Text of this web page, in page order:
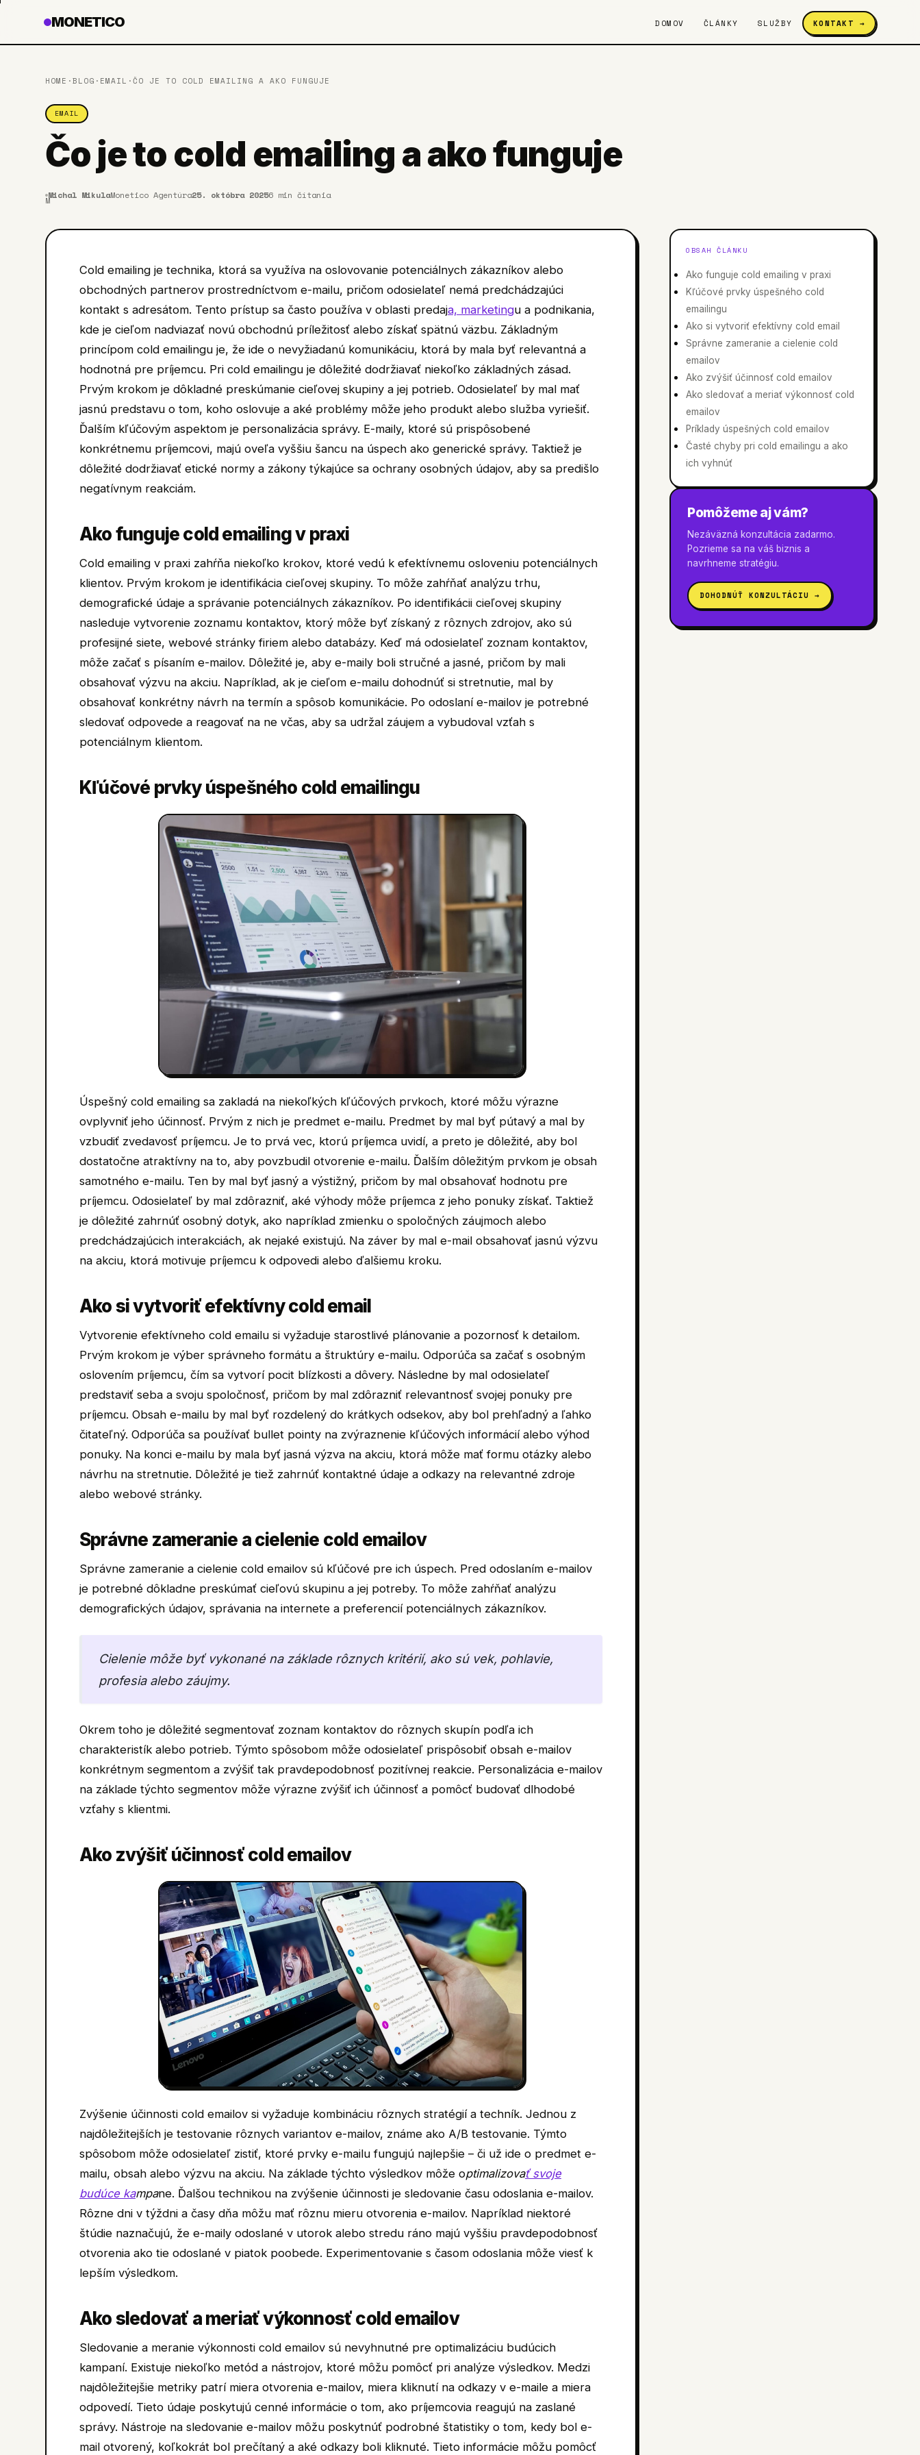
MONETICO DOMOV ČLÁNKY SLUŽBY KONTAKT →
HOME ·BLOG · EMAIL ·ČO JE TO COLD EMAILING A AKO FUNGUJE
EMAIL
Čo je to cold emailing a ako funguje
MMichal MikulaMonetico Agentúra25. októbra 20256 min čítania
Cold emailing je technika, ktorá sa využíva na oslovovanie potenciálnych zákazníkov alebo
obchodných partnerov prostredníctvom e-mailu, pričom odosielateľ nemá predchádzajúci
kontakt s adresátom. Tento prístup sa často používa v oblasti predaja, marketingu a podnikania,
kde je cieľom nadviazať novú obchodnú príležitosť alebo získať spätnú väzbu. Základným
princípom cold emailingu je, že ide o nevyžiadanú komunikáciu, ktorá by mala byť relevantná a
hodnotná pre príjemcu. Pri cold emailingu je dôležité dodržiavať niekoľko základných zásad.
Prvým krokom je dôkladné preskúmanie cieľovej skupiny a jej potrieb. Odosielateľ by mal mať
jasnú predstavu o tom, koho oslovuje a aké problémy môže jeho produkt alebo služba vyriešiť.
Ďalším kľúčovým aspektom je personalizácia správy. E-maily, ktoré sú prispôsobené
konkrétnemu príjemcovi, majú oveľa vyššiu šancu na úspech ako generické správy. Taktiež je
dôležité dodržiavať etické normy a zákony týkajúce sa ochrany osobných údajov, aby sa predišlo
negatívnym reakciám.
Ako funguje cold emailing v praxi
Cold emailing v praxi zahŕňa niekoľko krokov, ktoré vedú k efektívnemu osloveniu potenciálnych
klientov. Prvým krokom je identifikácia cieľovej skupiny. To môže zahŕňať analýzu trhu,
demografické údaje a správanie potenciálnych zákazníkov. Po identifikácii cieľovej skupiny
nasleduje vytvorenie zoznamu kontaktov, ktorý môže byť získaný z rôznych zdrojov, ako sú
profesijné siete, webové stránky firiem alebo databázy. Keď má odosielateľ zoznam kontaktov,
môže začať s písaním e-mailov. Dôležité je, aby e-maily boli stručné a jasné, pričom by mali
obsahovať výzvu na akciu. Napríklad, ak je cieľom e-mailu dohodnúť si stretnutie, mal by
obsahovať konkrétny návrh na termín a spôsob komunikácie. Po odoslaní e-mailov je potrebné
sledovať odpovede a reagovať na ne včas, aby sa udržal záujem a vybudoval vzťah s
potenciálnym klientom.
Kľúčové prvky úspešného cold emailingu
Úspešný cold emailing sa zakladá na niekoľkých kľúčových prvkoch, ktoré môžu výrazne
ovplyvniť jeho účinnosť. Prvým z nich je predmet e-mailu. Predmet by mal byť pútavý a mal by
vzbudiť zvedavosť príjemcu. Je to prvá vec, ktorú príjemca uvidí, a preto je dôležité, aby bol
dostatočne atraktívny na to, aby povzbudil otvorenie e-mailu. Ďalším dôležitým prvkom je obsah
samotného e-mailu. Ten by mal byť jasný a výstižný, pričom by mal obsahovať hodnotu pre
príjemcu. Odosielateľ by mal zdôrazniť, aké výhody môže príjemca z jeho ponuky získať. Taktiež
je dôležité zahrnúť osobný dotyk, ako napríklad zmienku o spoločných záujmoch alebo
predchádzajúcich interakciách, ak nejaké existujú. Na záver by mal e-mail obsahovať jasnú výzvu
na akciu, ktorá motivuje príjemcu k odpovedi alebo ďalšiemu kroku.
Ako si vytvoriť efektívny cold email
Vytvorenie efektívneho cold emailu si vyžaduje starostlivé plánovanie a pozornosť k detailom.
Prvým krokom je výber správneho formátu a štruktúry e-mailu. Odporúča sa začať s osobným
oslovením príjemcu, čím sa vytvorí pocit blízkosti a dôvery. Následne by mal odosielateľ
predstaviť seba a svoju spoločnosť, pričom by mal zdôrazniť relevantnosť svojej ponuky pre
príjemcu. Obsah e-mailu by mal byť rozdelený do krátkych odsekov, aby bol prehľadný a ľahko
čitateľný. Odporúča sa používať bullet pointy na zvýraznenie kľúčových informácií alebo výhod
ponuky. Na konci e-mailu by mala byť jasná výzva na akciu, ktorá môže mať formu otázky alebo
návrhu na stretnutie. Dôležité je tiež zahrnúť kontaktné údaje a odkazy na relevantné zdroje
alebo webové stránky.
Správne zameranie a cielenie cold emailov
Správne zameranie a cielenie cold emailov sú kľúčové pre ich úspech. Pred odoslaním e-mailov
je potrebné dôkladne preskúmať cieľovú skupinu a jej potreby. To môže zahŕňať analýzu
demografických údajov, správania na internete a preferencií potenciálnych zákazníkov.
Cielenie môže byť vykonané na základe rôznych kritérií, ako sú vek, pohlavie,
profesia alebo záujmy.
Okrem toho je dôležité segmentovať zoznam kontaktov do rôznych skupín podľa ich
charakteristík alebo potrieb. Týmto spôsobom môže odosielateľ prispôsobiť obsah e-mailov
konkrétnym segmentom a zvýšiť tak pravdepodobnosť pozitívnej reakcie. Personalizácia e-mailov
na základe týchto segmentov môže výrazne zvýšiť ich účinnosť a pomôcť budovať dlhodobé
vzťahy s klientmi.
Ako zvýšiť účinnosť cold emailov
Zvýšenie účinnosti cold emailov si vyžaduje kombináciu rôznych stratégií a techník. Jednou z
najdôležitejších je testovanie rôznych variantov e-mailov, známe ako A/B testovanie. Týmto
spôsobom môže odosielateľ zistiť, ktoré prvky e-mailu fungujú najlepšie – či už ide o predmet e-
mailu, obsah alebo výzvu na akciu. Na základe týchto výsledkov môže optimalizovať svoje
budúce kampane. Ďalšou technikou na zvýšenie účinnosti je sledovanie času odoslania e-mailov.
Rôzne dni v týždni a časy dňa môžu mať rôznu mieru otvorenia e-mailov. Napríklad niektoré
štúdie naznačujú, že e-maily odoslané v utorok alebo stredu ráno majú vyššiu pravdepodobnosť
otvorenia ako tie odoslané v piatok poobede. Experimentovanie s časom odoslania môže viesť k
lepším výsledkom.
Ako sledovať a meriať výkonnosť cold emailov
Sledovanie a meranie výkonnosti cold emailov sú nevyhnutné pre optimalizáciu budúcich
kampaní. Existuje niekoľko metód a nástrojov, ktoré môžu pomôcť pri analýze výsledkov. Medzi
najdôležitejšie metriky patrí miera otvorenia e-mailov, miera kliknutí na odkazy v e-maile a miera
odpovedí. Tieto údaje poskytujú cenné informácie o tom, ako príjemcovia reagujú na zaslané
správy. Nástroje na sledovanie e-mailov môžu poskytnúť podrobné štatistiky o tom, kedy bol e-
mail otvorený, koľkokrát bol prečítaný a aké odkazy boli kliknuté. Tieto informácie môžu pomôcť
OBSAH ČLÁNKU
Ako funguje cold emailing v praxi
Kľúčové prvky úspešného cold
emailingu
Ako si vytvoriť efektívny cold email
Správne zameranie a cielenie cold
emailov
Ako zvýšiť účinnosť cold emailov
Ako sledovať a meriať výkonnosť cold
emailov
Príklady úspešných cold emailov
Časté chyby pri cold emailingu a ako
ich vyhnúť
Pomôžeme aj vám?
Nezáväzná konzultácia zadarmo.
Pozrieme sa na váš biznis a
navrhneme stratégiu.
DOHODNÚŤ KONZULTÁCIU →